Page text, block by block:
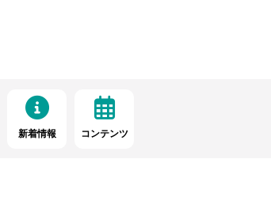
新着情報 コンテンツ